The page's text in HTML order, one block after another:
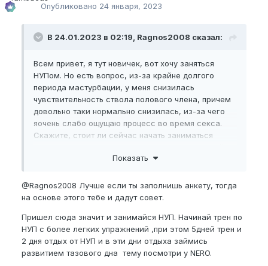
Опубликовано 24 января, 2023
В 24.01.2023 в 02:19, Ragnos2008 сказал:
Всем привет, я тут новичек, вот хочу заняться
НУПом. Но есть вопрос, из-за крайне долгого
периода мастурбации, у меня снизилась
чувствительность ствола полового члена, причем
довольно таки нормально снизилась, из-за чего
яочень слабо ощущаю процесс во время секса.
Скажите, стоит ли сейчас начать заниматься
период без мастурбации чтобы чувствительность
Показать
@Ragnos2008 Лучше если ты заполнишь анкету, тогда
на основе этого тебе и дадут совет.
Пришел сюда значит и занимайся НУП. Начинай трен по
НУП с более легких упражнений ,при этом 5дней трен и
2 дня отдых от НУП и в эти дни отдыха займись
развитием тазового дна тему посмотри у NERO.